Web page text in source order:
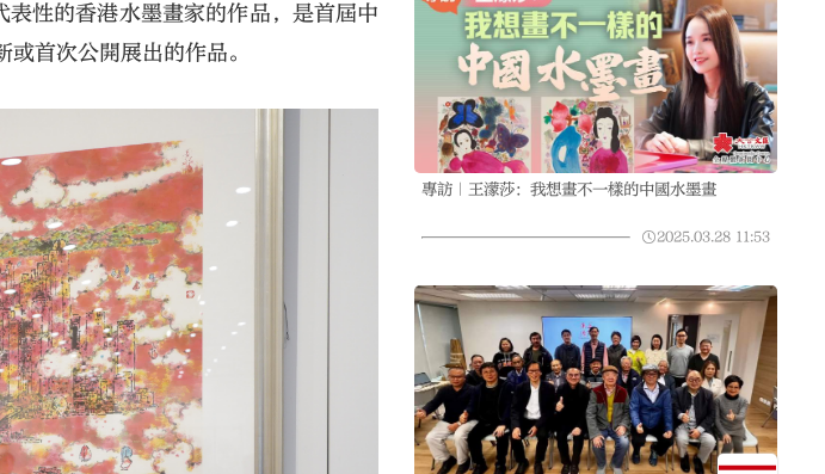
性的香港水墨畫家的作品，是首屆中
首次公開展出的作品。
專訪｜王濛莎：我想畫不一樣的中國水墨畫
2025.03.28 11:53